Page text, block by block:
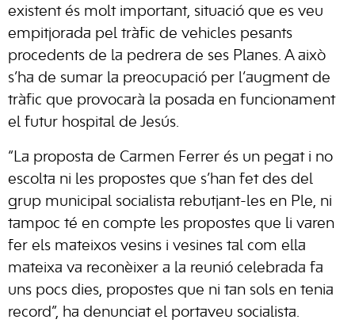
existent és molt important, situació que es veu
empitjorada pel tràfic de vehicles pesants
procedents de la pedrera de ses Planes. A això
s’ha de sumar la preocupació per l’augment de
tràfic que provocarà la posada en funcionament
el futur hospital de Jesús.
“La proposta de Carmen Ferrer és un pegat i no
escolta ni les propostes que s’han fet des del
grup municipal socialista rebutjant-les en Ple, ni
tampoc té en compte les propostes que li varen
fer els mateixos vesins i vesines tal com ella
mateixa va reconèixer a la reunió celebrada fa
uns pocs dies, propostes que ni tan sols en tenia
record”, ha denunciat el portaveu socialista.